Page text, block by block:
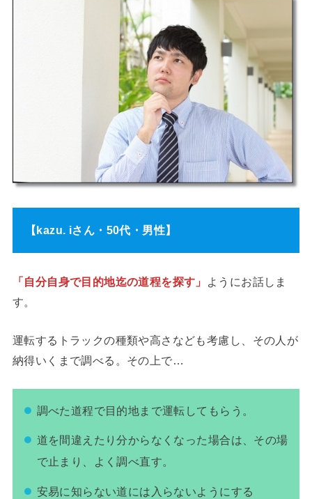
【kazu. iさん・50代・男性】
「自分自身で目的地迄の道程を探す」
ようにお話しま
す。
運転するトラックの種類や高さなども考慮し、その人が
納得いくまで調べる。その上で…
調べた道程で目的地まで運転してもらう。
道を間違えたり分からなくなった場合は、その場
で止まり、よく調べ直す。
安易に知らない道には入らないようにする